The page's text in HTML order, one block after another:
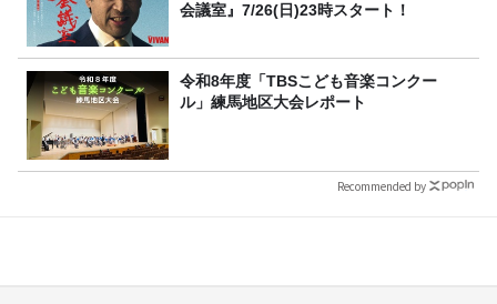
会議室』7/26(日)23時スタート！
令和8年度「TBSこども音楽コンクー
ル」練馬地区大会レポート
Recommended by